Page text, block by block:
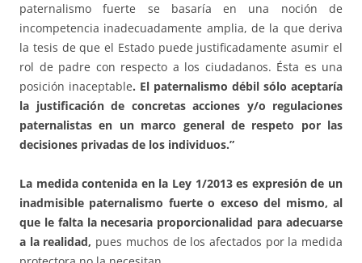
paternalismo fuerte se basaría en una noción de
incompetencia inadecuadamente amplia, de la que deriva
la tesis de que el Estado puede justificadamente asumir el
rol de padre con respecto a los ciudadanos. Ésta es una
posición inaceptable. El paternalismo débil sólo aceptaría
la justificación de concretas acciones y/o regulaciones
paternalistas en un marco general de respeto por las
decisiones privadas de los individuos.”
La medida contenida en la Ley 1/2013 es expresión de un
inadmisible paternalismo fuerte o exceso del mismo, al
que le falta la necesaria proporcionalidad para adecuarse
a la realidad, pues muchos de los afectados por la medida